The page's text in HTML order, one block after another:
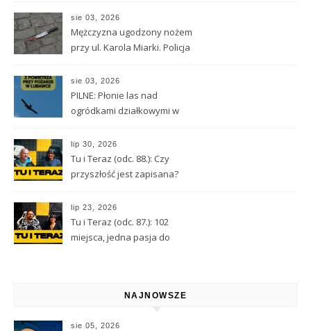
Stan 33-latka jest ciężki
sie 03, 2026
Mężczyzna ugodzony nożem
przy ul. Karola Miarki. Policja
sie 03, 2026
PILNE: Płonie las nad
ogródkami działkowymi w
lip 30, 2026
Tu i Teraz (odc. 88.): Czy
przyszłość jest zapisana?
astrologii i przeznaczeniu
lip 23, 2026
Tu i Teraz (odc. 87.): 102
miejsca, jedna pasja do
NAJNOWSZE
sie 05, 2026